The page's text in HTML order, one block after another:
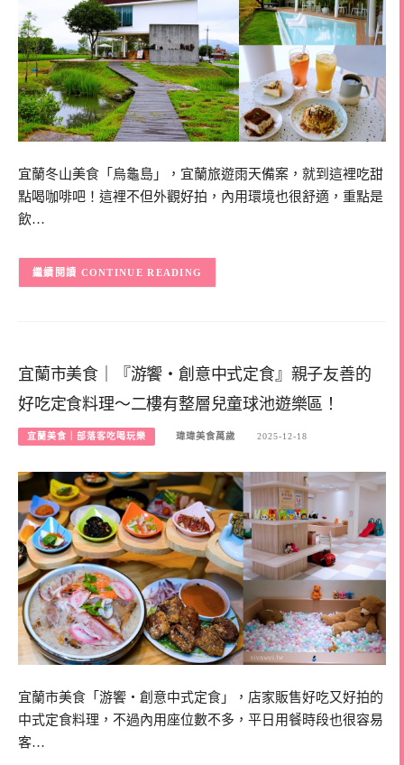
宜蘭冬山美食「烏龜島」，宜蘭旅遊雨天備案，就到這裡吃甜
點喝咖啡吧！這裡不但外觀好拍，內用環境也很舒適，重點是
飲…
CONTINUE READING
宜蘭市美食｜『游饗・創意中式定食』親子友善的
好吃定食料理～二樓有整層兒童球池遊樂區！
宜蘭美食｜部落客吃喝玩樂 瑋瑋美食萬歲 2025-12-18
宜蘭市美食「游饗・創意中式定食」，店家販售好吃又好拍的
中式定食料理，不過內用座位數不多，平日用餐時段也很容易
客…